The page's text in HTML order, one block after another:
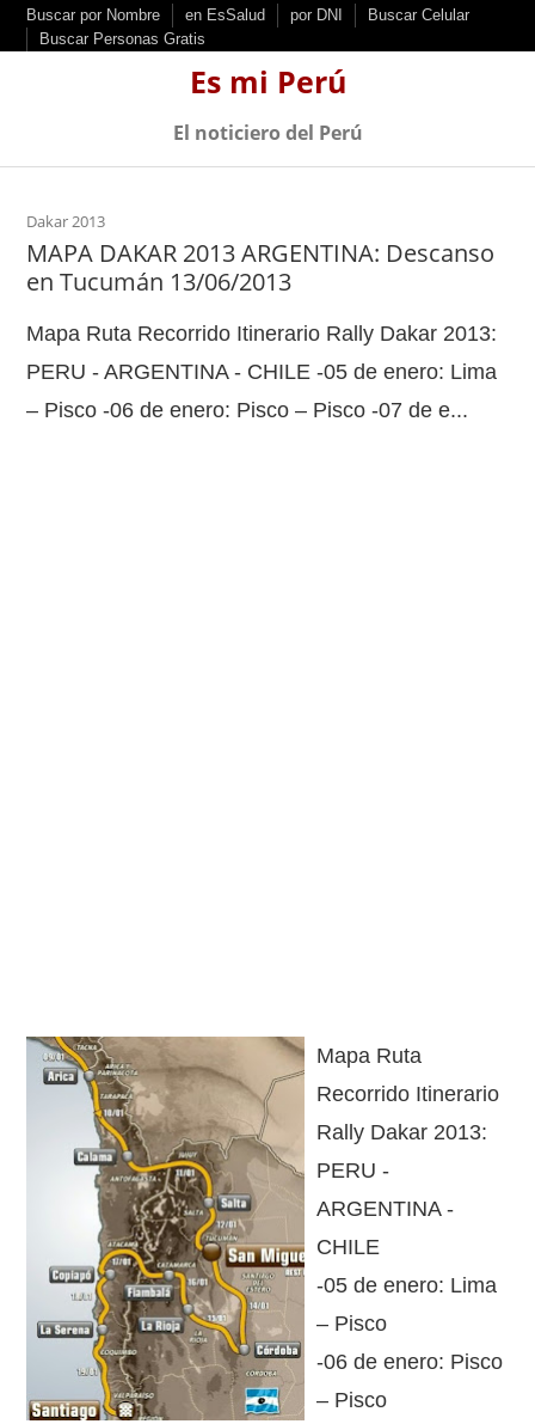
k
Buscar por Nombre en EsSalud por DNI
Buscar Celular
Buscar Personas Gratis
Es mi Perú
El noticiero del Perú
Dakar 2013
MAPA DAKAR 2013 ARGENTINA: Descanso
en Tucumán 13/06/2013
Mapa Ruta Recorrido Itinerario Rally Dakar 2013:
PERU - ARGENTINA - CHILE -05 de enero: Lima
– Pisco -06 de enero: Pisco – Pisco -07 de e...
Mapa Ruta
Recorrido Itinerario
Rally Dakar 2013:
PERU -
ARGENTINA -
CHILE
-05 de enero: Lima
– Pisco
-06 de enero: Pisco
– Pisco